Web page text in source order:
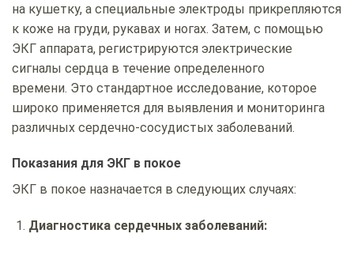
на кушетку, а специальные электроды прикрепляются
к коже на груди, рукавах и ногах. Затем, с помощью
ЭКГ аппарата, регистрируются электрические
сигналы сердца в течение определенного
времени. Это стандартное исследование, которое
широко применяется для выявления и мониторинга
различных сердечно-сосудистых заболеваний.
Показания для ЭКГ в покое
ЭКГ в покое назначается в следующих случаях:
Диагностика сердечных заболеваний: